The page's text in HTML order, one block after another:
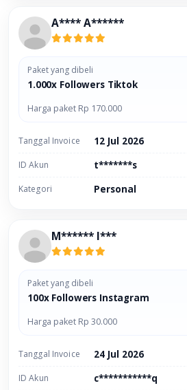
A**** A******
Paket yang dibeli
1.000x Followers Tiktok
Harga paket Rp 170.000
Tanggal Invoice 12 Jul 2026
ID Akun t*******s
Kategori Personal
M****** I***
Paket yang dibeli
100x Followers Instagram
Harga paket Rp 30.000
Tanggal Invoice 24 Jul 2026
ID Akun c***********q